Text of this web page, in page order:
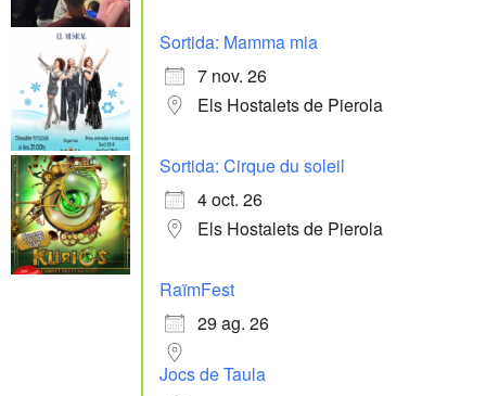
Sortida: Mamma mia
7 nov. 26
Els Hostalets de Pierola
Sortida: Cirque du soleil
4 oct. 26
Els Hostalets de Pierola
RaïmFest
29 ag. 26
Jocs de Taula